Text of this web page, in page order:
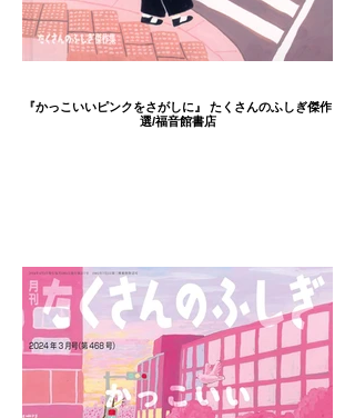
『かっこいいピンクをさがしに』 たくさんのふしぎ傑作
選/福音館書店